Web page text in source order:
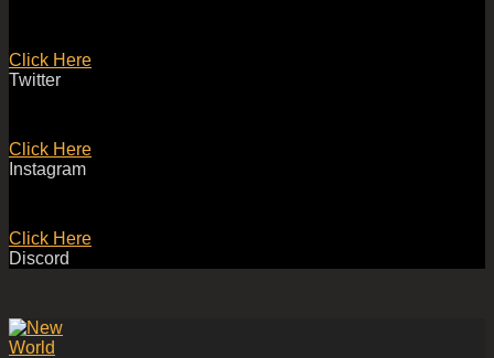
Click Here
Twitter
Click Here
Instagram
Click Here
Discord